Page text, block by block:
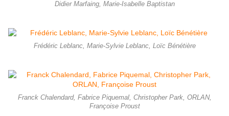
Didier Marfaing, Marie-Isabelle Baptistan
Frédéric Leblanc, Marie-Sylvie Leblanc, Loïc Bénétière
Franck Chalendard, Fabrice Piquemal, Christopher Park, ORLAN,
Françoise Proust